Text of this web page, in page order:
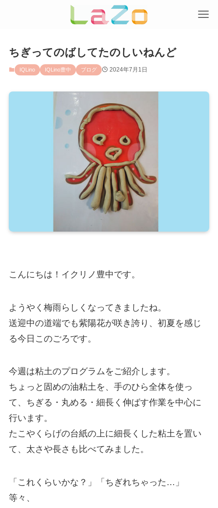
ちぎってのばしてたのしいねんど
IQLino IQLino豊中 ブログ 2024年7月1日
こんにちは！イクリノ豊中です。
ようやく梅雨らしくなってきましたね。
送迎中の道端でも紫陽花が咲き誇り、初夏を感じ
る今日このごろです。
今週は粘土のプログラムをご紹介します。
ちょっと固めの油粘土を、手のひら全体を使っ
て、ちぎる・丸める・細長く伸ばす作業を中心に
行います。
たこやくらげの台紙の上に細長くした粘土を置い
て、太さや長さも比べてみました。
「これくらいかな？」「ちぎれちゃった…」
等々、